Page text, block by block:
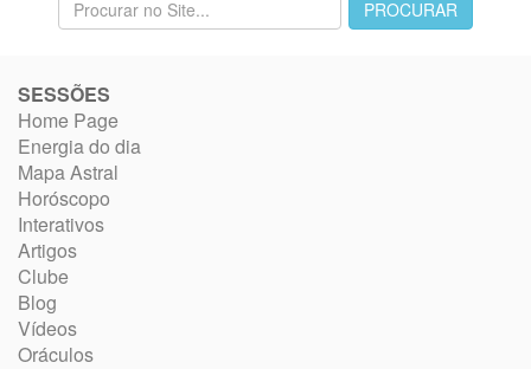
SESSÕES
Home Page
Energia do dia
Mapa Astral
Horóscopo
Interativos
Artigos
Clube
Blog
Vídeos
Oráculos